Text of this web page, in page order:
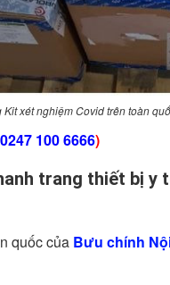
xét nghiệm Covid trên toàn
0247 100 6666)
trang thiết bị y
quốc của Bưu chính